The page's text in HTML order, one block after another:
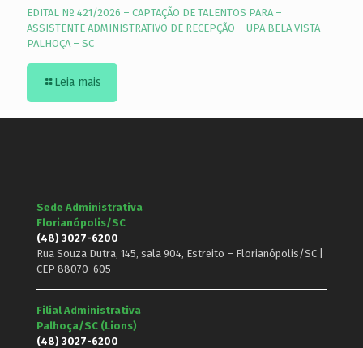
EDITAL Nº 421/2026 – CAPTAÇÃO DE TALENTOS PARA –
ASSISTENTE ADMINISTRATIVO DE RECEPÇÃO – UPA BELA VISTA
PALHOÇA – SC
Leia mais
Sede Administrativa
Florianópolis/SC
(48) 3027-6200
Rua Souza Dutra, 145, sala 904, Estreito – Florianópolis/SC |
CEP 88070-605
Filial Administrativa
Palhoça/SC (Lions)
(48) 3027-6200